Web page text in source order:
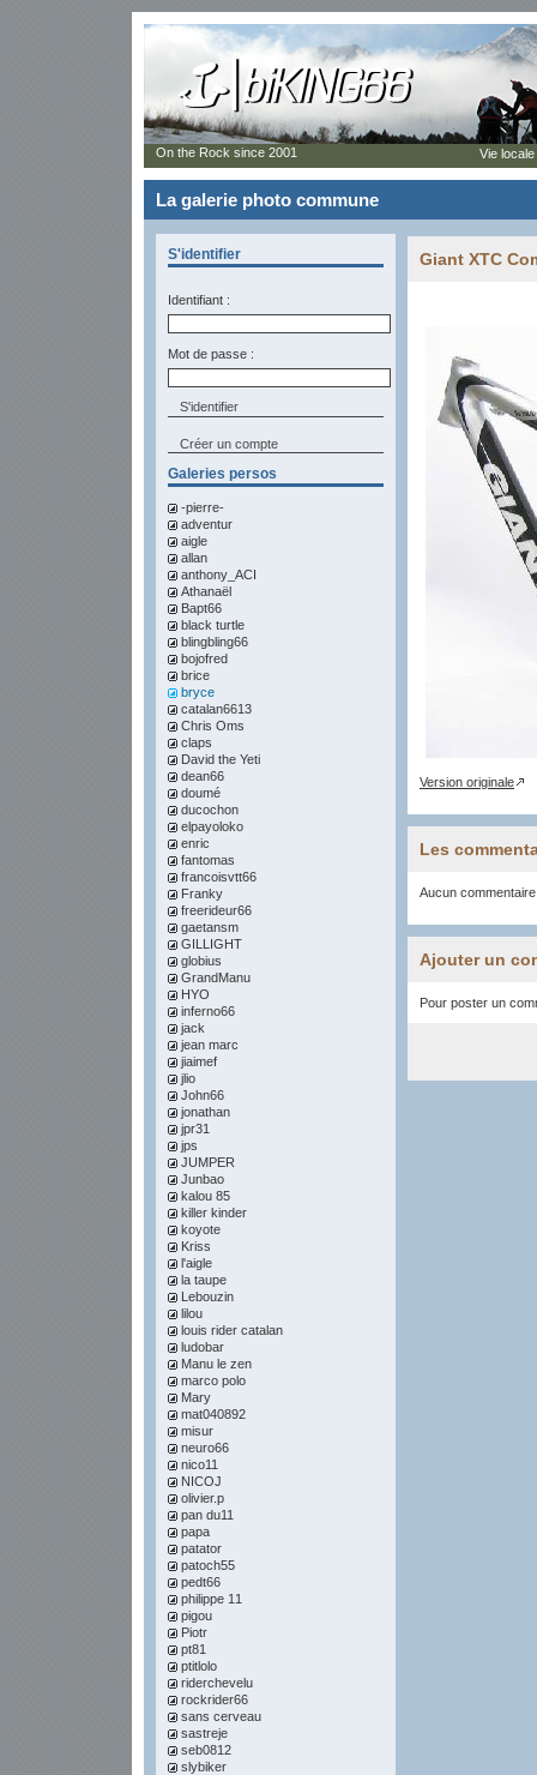
La galerie photo commune
S'identifier
Identifiant :
Mot de passe :
Créer un compte
Galeries persos
-pierre-
adventur
aigle
allan
anthony_ACI
Athanaël
Bapt66
black turtle
blingbling66
bojofred
brice
bryce
catalan6613
Chris Oms
claps
David the Yeti
dean66
doumé
ducochon
elpayoloko
enric
fantomas
francoisvtt66
Franky
freerideur66
gaetansm
GILLIGHT
globius
GrandManu
HYO
inferno66
jack
jean marc
jiaimef
jlio
John66
jonathan
jpr31
jps
JUMPER
Junbao
kalou 85
killer kinder
koyote
Kriss
l'aigle
la taupe
Lebouzin
lilou
louis rider catalan
ludobar
Manu le zen
marco polo
Mary
mat040892
misur
neuro66
nico11
NICOJ
olivier.p
pan du11
papa
patator
patoch55
pedt66
philippe 11
pigou
Piotr
pt81
ptitlolo
riderchevelu
rockrider66
sans cerveau
sastreje
seb0812
slybiker
Giant XTC
Version originale
Les
Aucun
Ajouter un
Pour poster un
On the Rock since 2001 Vie